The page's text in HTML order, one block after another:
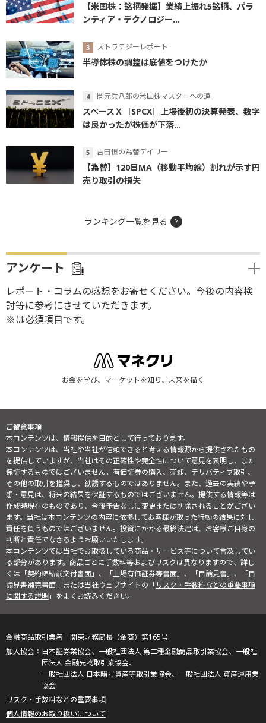
【米国株：銘柄発掘】業績上振れ5銘柄、パラ
ンティア・テクノロジー...
ストラテジーレポート
半導体株の調整は底値をつけたか
岡元兵八郎の米国株マスターへの道
スペースＸ［SPCX］上場後初の決算発表、数字
は良かったが株価が下落...
吉田恒の為替デイリー
【為替】120日MA（移動平均線）割れが示す円
売り取引の損失
ランキング一覧を見る
アンケート
レポート・コラムの感想をお寄せください。今後の内容検
討等に参考にさせていただきます。
※は必須項目です。
お金を学び、マーケットを知り、未来を描く
ご留意事項
本コンテンツは、情報提供を目的として行っております。
本コンテンツは、当社や当社が信頼できると考える情報源から提供されたもの
を提供していますが、当社はその正確性や完全性について意見を表明し、また
保証するものではございません。有価証券の購入、売却、デリバティブ取引、
その他の取引を推奨し、勧誘するものではありません。また、過去の実績や予
想・意見は、将来の結果を保証するものではございません。提供する情報等は
作成時現在のものであり、今後予告なしに変更または削除されることがござい
ます。当社は本コンテンツの内容に依拠してお客様が取った行動の結果に対し
責任を負うものではございません。投資にかかる最終決定は、お客様ご自身の
判断と責任でなさるようお願いいたします。
本コンテンツでは当社でお取扱している商品・サービス等について言及してい
る部分があります。商品ごとに手数料等およびリスクは異なりますので、詳し
くは「契約締結前交付書面」、「上場有価証券等書面」、「目論見書」、「目
論見書補完書面」または当社ウェブサイトの「リスク・手数料などの重要事項
に関する説明」をよくお読みください。
金融商品取引業者 関東財務局長（金商）第165号
日本証券業協会、一般社団法人 第二種金融商品取引業協会、一般社
団法人 金融先物取引業協会、
一般社団法人 日本暗号資産等取引業協会、一般社団法人 資産運用業
協会
リスク・手数料などの重要事項
個人情報のお取り扱いについて